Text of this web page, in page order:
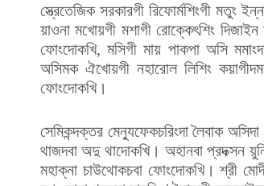
স্ত্রেতেজিক সরকারগী রিফোর্মশিংগী মতুং
য়াওনা মখোয়গী মশাগী রোক্কেৎশিং দিজাইন
ফোংদোকখি, মসিগী মায় পাকপা অসি
অসিমক ঐখোয়গী নহারোল লিশিং
ফোংদোকখি।
সেমিকন্দক্তর মেন্যুফেকচরিংদা লৈবাক
থাজদবা অদু থাদোকখি। অহানবা প্রদক্সন
মহাক্না চাউথোকচবা ফোংদোকখি। শ্রী